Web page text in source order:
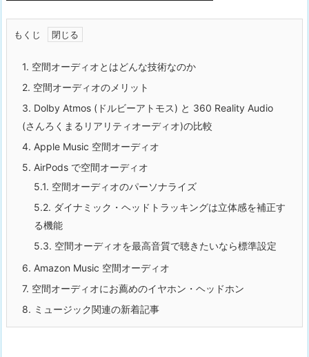
もくじ
1. 空間オーディオとはどんな技術なのか
2. 空間オーディオのメリット
3. Dolby Atmos (ドルビーアトモス) と 360 Reality Audio
(さんろくまるリアリティオーディオ)の比較
4. Apple Music 空間オーディオ
5. AirPods で空間オーディオ
5.1. 空間オーディオのパーソナライズ
5.2. ダイナミック・ヘッドトラッキングは立体感を補正す
る機能
5.3. 空間オーディオを最高音質で聴きたいなら標準設定
6. Amazon Music 空間オーディオ
7. 空間オーディオにお薦めのイヤホン・ヘッドホン
8. ミュージック関連の新着記事